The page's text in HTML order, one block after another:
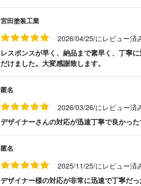
宮田塗装工業
2026/04/25/にレビュー済
レスポンスが早く、納品まで素早く、丁寧
だけました。大変感謝致します。
匿名
2026/03/26/にレビュー済
デザイナーさんの対応が迅速丁寧で良かった
匿名
2025/11/25/にレビュー済
デザイナー様の対応が非常に迅速で丁寧だっ